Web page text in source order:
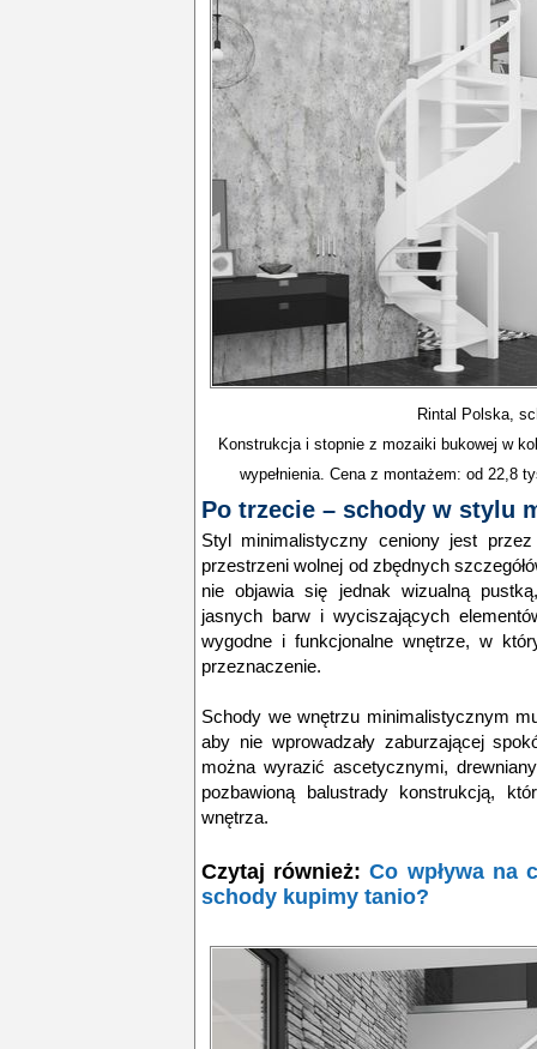
Rintal Polska,
Konstrukcja i stopnie z mozaiki bukowej w
wypełnienia. Cena z montażem: od 22,8
Po trzecie – schody w stylu
Styl minimalistyczny ceniony jest
przestrzeni wolnej od zbędnych
nie objawia się jednak wizualną
jasnych barw i wyciszających
wygodne i funkcjonalne wnętrze, w
przeznaczenie.
Schody we wnętrzu minimalistycznym
aby nie wprowadzały zaburzającej
można wyrazić ascetycznymi,
pozbawioną balustrady konstrukcją,
wnętrza.
Czytaj również:Co wpływa na
schody kupimy tanio?